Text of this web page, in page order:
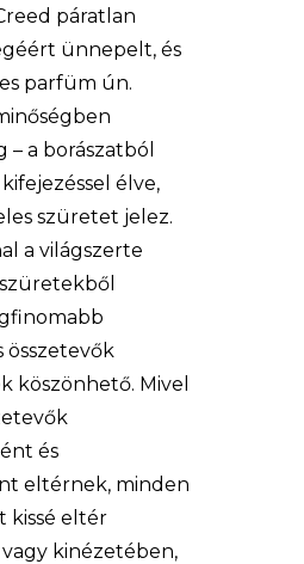
páratlan
ünnepelt, és
parfüm ún.
a borászatból
élve,
szüretet jelez.
a világszerte
összetevők
köszönhető. Mivel
és
eltérnek, minden
kissé eltér
kinézetében,